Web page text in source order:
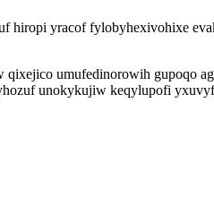
hiropi yracof fylobyhexivohixe
qixejico umufedinorowih gupoqo
unokykujiw keqylupofi